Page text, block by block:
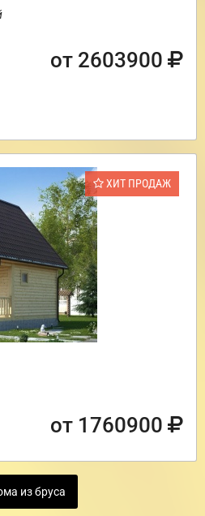
от 2603900
ХИТ ПРОДАЖ
от 1760900
из бруса